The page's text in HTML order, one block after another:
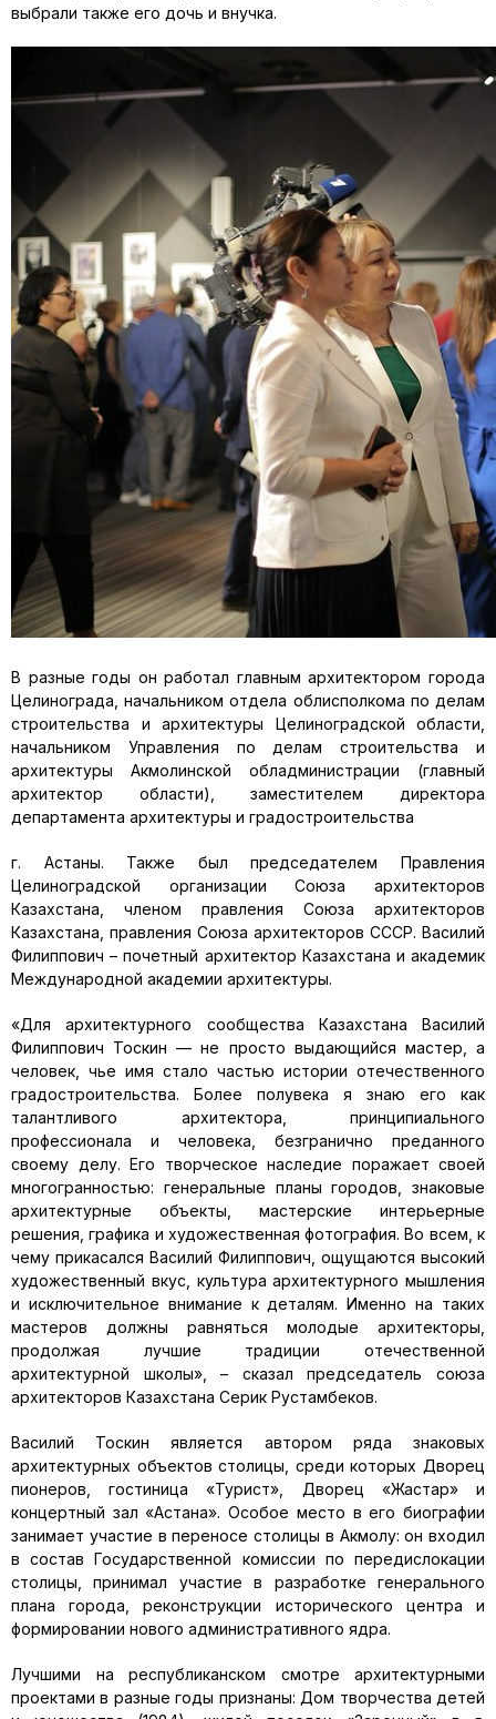
выбрали также его дочь и внучка.
В разные годы он работал главным архитектором города
Целинограда, начальником отдела облисполкома по делам
строительства и архитектуры Целиноградской области,
начальником Управления по делам строительства и
архитектуры Акмолинской обладминистрации (главный
архитектор области), заместителем директора
департамента архитектуры и градостроительства
г. Астаны. Также был председателем Правления
Целиноградской организации Союза архитекторов
Казахстана, членом правления Союза архитекторов
Казахстана, правления Союза архитекторов СССР. Василий
Филиппович – почетный архитектор Казахстана и академик
Международной академии архитектуры.
«Для архитектурного сообщества Казахстана Василий
Филиппович Тоскин — не просто выдающийся мастер, а
человек, чье имя стало частью истории отечественного
градостроительства. Более полувека я знаю его как
талантливого архитектора, принципиального
профессионала и человека, безгранично преданного
своему делу. Его творческое наследие поражает своей
многогранностью: генеральные планы городов, знаковые
архитектурные объекты, мастерские интерьерные
решения, графика и художественная фотография. Во всем, к
чему прикасался Василий Филиппович, ощущаются высокий
художественный вкус, культура архитектурного мышления
и исключительное внимание к деталям. Именно на таких
мастеров должны равняться молодые архитекторы,
продолжая лучшие традиции отечественной
архитектурной школы», – сказал председатель союза
архитекторов Казахстана Серик Рустамбеков.
Василий Тоскин является автором ряда знаковых
архитектурных объектов столицы, среди которых Дворец
пионеров, гостиница «Турист», Дворец «Жастар» и
концертный зал «Астана». Особое место в его биографии
занимает участие в переносе столицы в Акмолу: он входил
в состав Государственной комиссии по передислокации
столицы, принимал участие в разработке генерального
плана города, реконструкции исторического центра и
формировании нового административного ядра.
Лучшими на республиканском смотре архитектурными
проектами в разные годы признаны: Дом творчества детей